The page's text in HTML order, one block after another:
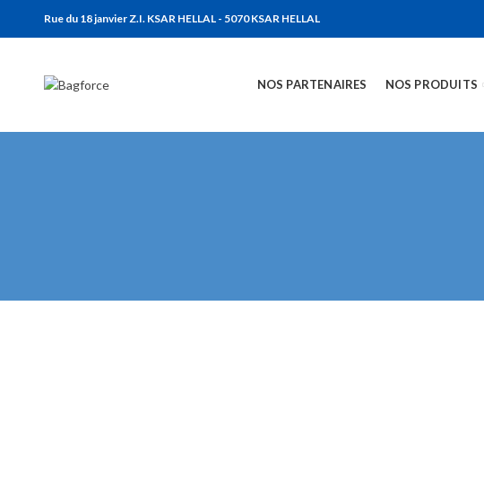
Rue du 18 janvier Z.I. KSAR HELLAL - 5070 KSAR HELLAL
NOS PARTENAIRES NOS PRODUITS